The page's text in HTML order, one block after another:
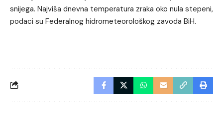
snijega. Najviša dnevna temperatura zraka oko nula stepeni,
podaci su Federalnog hidrometeorološkog zavoda BiH.